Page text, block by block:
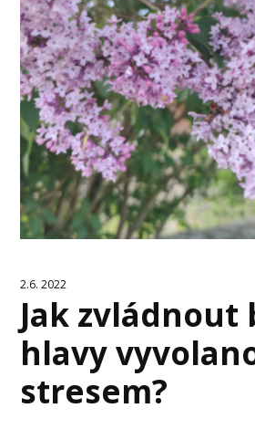
2.6. 2022
Jak zvládnout
hlavy
stresem?